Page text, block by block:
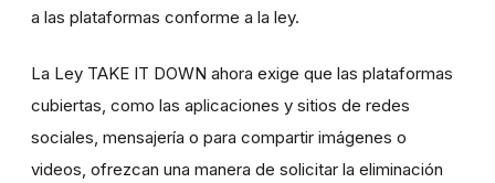
a las plataformas conforme a la ley.
La Ley TAKE IT DOWN ahora exige que las plataformas
cubiertas, como las aplicaciones y sitios de redes
sociales, mensajería o para compartir imágenes o
videos, ofrezcan una manera de solicitar la eliminación